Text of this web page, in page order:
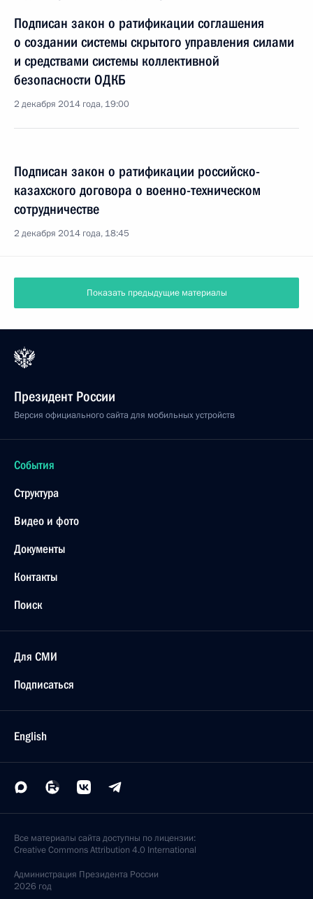
Подписан закон о ратификации соглашения
о создании системы скрытого управления силами
и средствами системы коллективной
безопасности ОДКБ
2 декабря 2014 года, 19:00
Подписан закон о ратификации российско-
казахского договора о военно-техническом
сотрудничестве
2 декабря 2014 года, 18:45
Показать предыдущие материалы
Президент России
Версия официального сайта для мобильных устройств
События
Структура
Видео и фото
Документы
Контакты
Поиск
Для СМИ
Подписаться
English
Все материалы сайта доступны по лицензии:
Creative Commons Attribution 4.0 International
Администрация Президента России
2026 год